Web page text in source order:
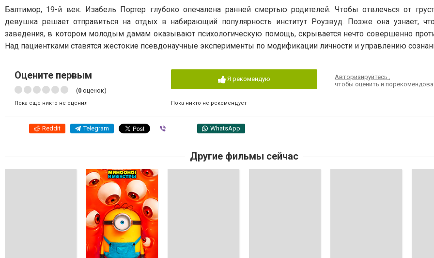
Балтимор, 19-й век. Изабель Портер глубоко опечалена ранней смертью родителей. Чтобы отвлечься от
девушка решает отправиться на отдых в набирающий популярность институт Роузвуд. Позже она узнает,
заведения, в котором молодым дамам оказывают психологическую помощь, скрывается нечто совершенно
Над пациентками ставятся жестокие псевдонаучные эксперименты по модификации личности и управлению
Оцените первым
(0 оценок)
Пока еще никто не оценил
Я рекомендую
Пока никто не рекомендует
Авторизируйтесь,
чтобы оценить и
Reddit Telegram WhatsApp
Другие фильмы сейчас